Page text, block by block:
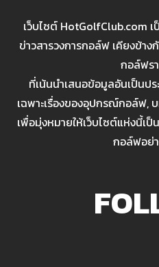
เว็บไซต์ HotGolfClub.com เ
ข่าวสารวงการกอล์ฟ เคียงข้า
กอล์ฟร
ที่เน้นนำเสนอข้อมูลอันเป็นป
เฉพาะเรื่องของอุปกรณ์กอล์ฟ,
เพื่อมุ่งหมายให้เว็บไซต์แห่งนี้
กอล์ฟอย่